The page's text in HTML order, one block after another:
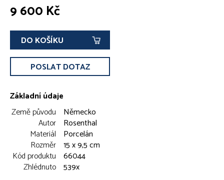
9 600 Kč
DO KOŠÍKU
POSLAT DOTAZ
Základní údaje
Země původu
Německo
Autor Rosenthal
Materiál
Porcelán
Rozměr 15 x 9,5 cm
Kód produktu 66044
Zhlédnuto 539x